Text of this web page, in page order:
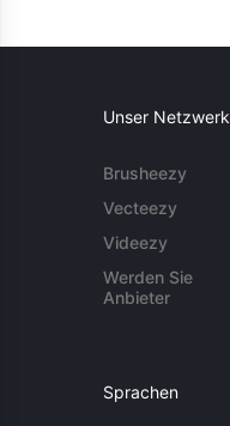
Unser Netzwerk
Brusheezy
Vecteezy
Videezy
Werden Sie
Anbieter
Sprachen